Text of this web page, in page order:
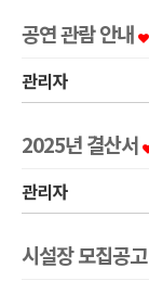
공연 관람 안내
관리자
2025년 결산서
관리자
시설장 모집공고